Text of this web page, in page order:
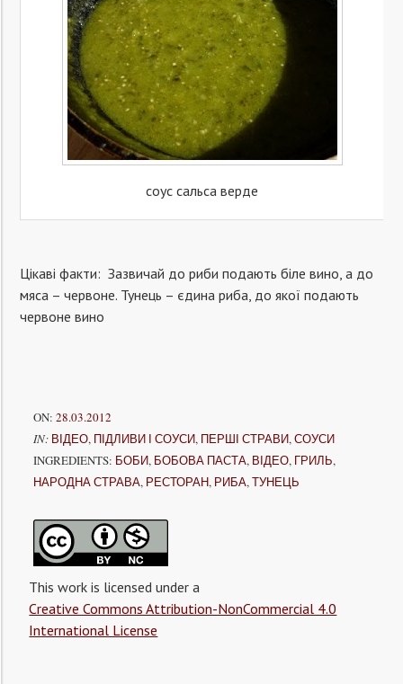
соус сальса верде
Цікаві факти: Зазвичай до риби подають біле вино, а до
мяса – червоне. Тунець – єдина риба, до якої подають
червоне вино
ON: 28.03.2012
IN: ВІДЕО, ПІДЛИВИ І СОУСИ, ПЕРШІ СТРАВИ,СОУСИ
INGREDIENTS: БОБИ, БОБОВА ПАСТА, ВІДЕО, ГРИЛЬ,
НАРОДНА СТРАВА, РЕСТОРАН, РИБА,ТУНЕЦЬ
This work is licensed under a
Creative Commons Attribution-NonCommercial 4.0
International License